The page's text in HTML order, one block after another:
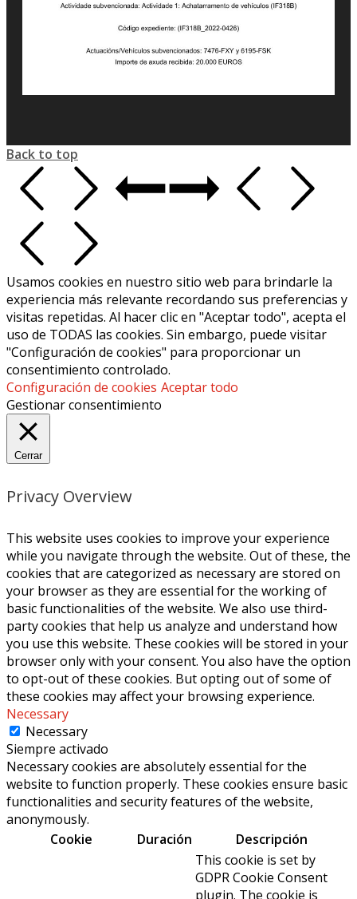
Back to top
Usamos cookies en nuestro sitio web para brindarle la
experiencia más relevante recordando sus preferencias y
visitas repetidas. Al hacer clic en "Aceptar todo", acepta el
uso de TODAS las cookies. Sin embargo, puede visitar
"Configuración de cookies" para proporcionar un
consentimiento controlado.
Configuración de cookies Aceptar todo
Gestionar consentimiento
Cerrar
Privacy Overview
This website uses cookies to improve your experience
while you navigate through the website. Out of these, the
cookies that are categorized as necessary are stored on
your browser as they are essential for the working of
basic functionalities of the website. We also use third-
party cookies that help us analyze and understand how
you use this website. These cookies will be stored in your
browser only with your consent. You also have the option
to opt-out of these cookies. But opting out of some of
these cookies may affect your browsing experience.
Necessary
Necessary
Siempre activado
Necessary cookies are absolutely essential for the
website to function properly. These cookies ensure basic
functionalities and security features of the website,
anonymously.
Cookie
Duración Descripción
This cookie is set by
GDPR Cookie Consent
plugin. The cookie is